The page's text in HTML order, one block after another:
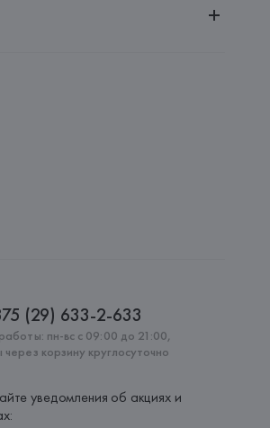
д. 64, помещение 2-27
(29) 633-2-633
пн-вс с 09:00 до 21:00,
через корзину круглосуточно
уведомления об акциях и